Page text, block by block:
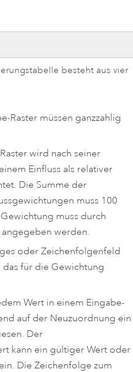
besteht aus vier
Raster müssen ganzzahlig
wird nach seiner
Einfluss als relativer
Die Summe der
muss 100
muss durch
werden.
oder Zeichenfolgenfeld
das für die Gewichtung
Wert in einem Eingabe-
auf der Neuzuordnung ein
Der
kann ein gültiger Wert oder
Die Zeichenfolge zum